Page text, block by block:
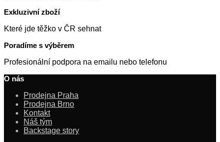
Exkluzivní zboží
Které jde těžko v ČR sehnat
Poradíme s výběrem
Profesionální podpora na emailu nebo telefonu
O nás
Prodejna Praha
Prodejna Brno
Kontakt
Náš tým
Backstage story